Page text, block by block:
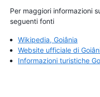
Per maggiori informazioni
seguenti fonti
Wikipedia, Goiânia
Website ufficiale di
Informazioni turistiche